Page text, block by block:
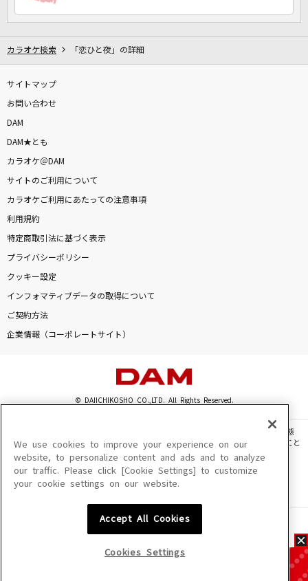
カラオケをもっと楽しもう！
カラオケ検索 「恋ひと夜」の詳細
サイトマップ
お問い合わせ
DAM
DAM★とも
カラオケ＠DAM
サイトのご利用について
カラオケご利用にあたっての注意事項
利用規約
特定商取引法に基づく表示
プライバシーポリシー
クッキー設定
インフォマティブデータの取得について
ご契約方法
企業情報（コーポレートサイト）
© DAIICHIKOSHO CO.,LTD. All Rights Reserved.
このサイトに掲載されている一切の文章・画像・写真・動画・音声等を、手段や形態
を問わず、著作権法の定める範囲を超えて無断で複製、転載、ファイル化などすること
を禁じます。
楽曲及びコンテンツは、機種によりご利用いただけない場合があります。
楽曲及びコンテンツの配信日、配信内容が変更になる場合があります。
We use cookies to improve your experience on our
website, to personalize content and ads and to analyze
our traffic. Please click [Cookie Settings] to customize
your cookie settings on our website.
Accept All Cookies
Cookies Settings